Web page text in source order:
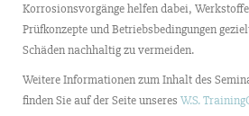
Korrosionsvorgänge helfen dabei,
Prüfkonzepte und Betriebsbedingungen
Schäden nachhaltig zu vermeiden.
Weitere Informationen zum Inhalt des
finden Sie auf der Seite unseres W.S.